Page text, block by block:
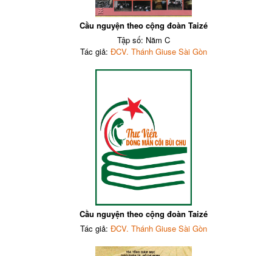
Cầu nguyện theo cộng đoàn Taizé
Tập số: Năm C
Tác giả: ĐCV. Thánh Giuse Sài Gòn
Cầu nguyện theo cộng đoàn Taizé
Tác giả: ĐCV. Thánh Giuse Sài Gòn